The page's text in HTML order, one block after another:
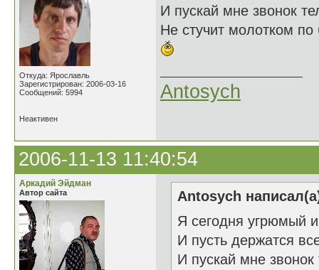
Откуда: Ярославль
Зарегистрирован: 2006-03-16
Сообщений: 5994
И пускай мне звонок
Не стучит молотком
Antosych
Неактивен
2006-11-13 11:40:54
Аркадий Эйдман
Автор сайта
Antosych
Я сегодня угрюмый
И пусть держатся
И пускай мне